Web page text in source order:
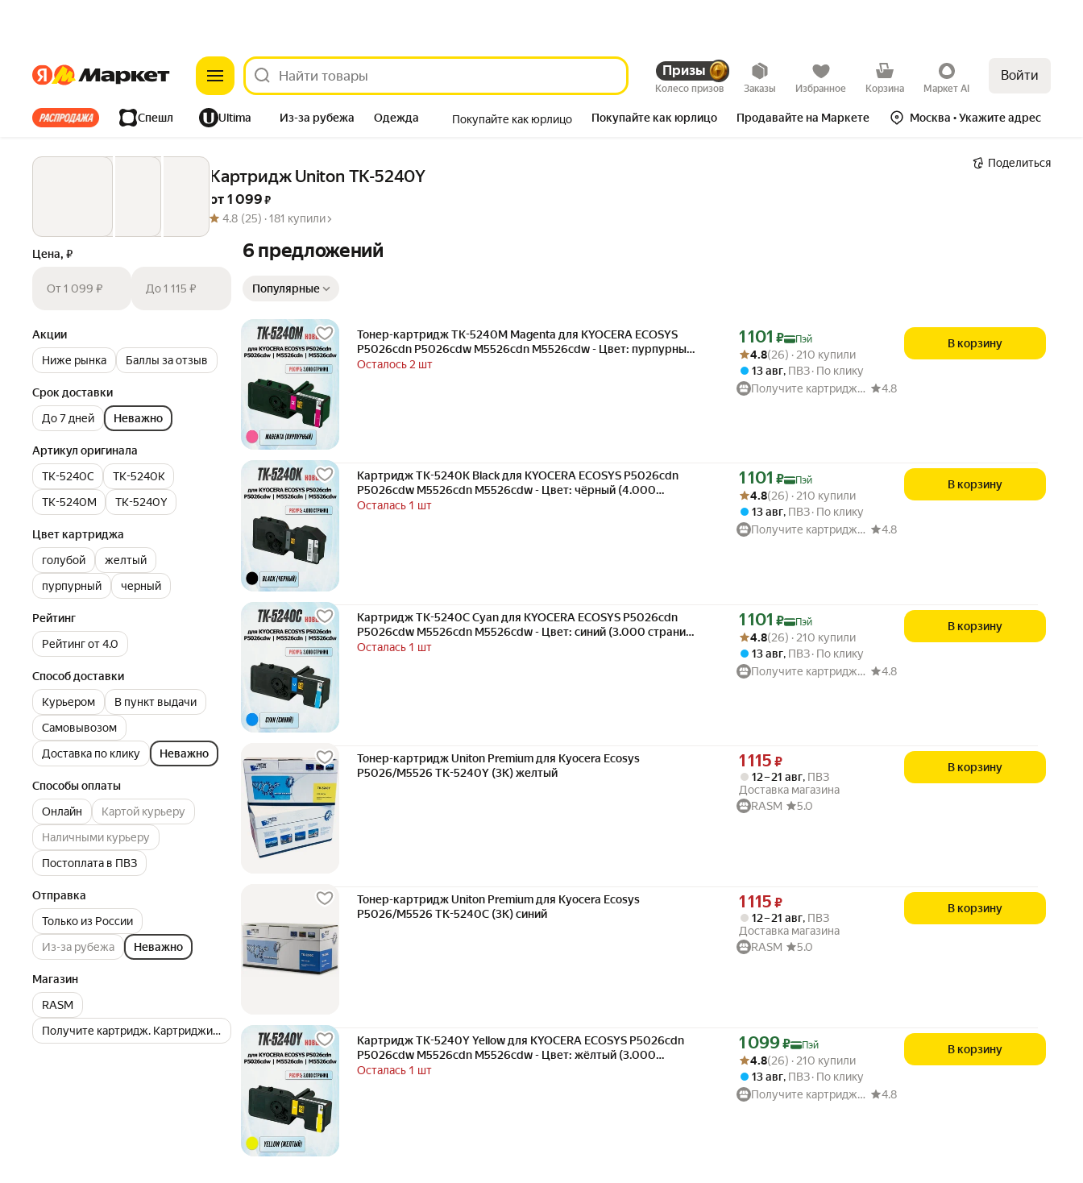
ЯндексЯндекс Призы
Колесо призов Заказы Избранное Корзина Маркет AI
Войти
Все хиты Спешл Ultima Из-за рубежа Одежда
Дом Ремонт Детям Красота
Покупайте как юрлицо Покупайте как юрлицо Продавайте на Маркете Москва • Укажите адрес
Картридж Uniton TK-5240Y
от 1 099 ₽
4.8 (25) ·181 купили
Поделиться
Цена, ₽
От 1 099 ₽ До 1 115 ₽
Акции
Ниже рынка
Баллы за отзыв
Срок доставки
До 7 дней
Неважно
Артикул оригинала
TK-5240C
TK-5240K
TK-5240M
TK-5240Y
Цвет картриджа
голубой
желтый
пурпурный
черный
Рейтинг
Рейтинг от 4.0
Способ доставки
Курьером
В пункт выдачи
Самовывозом
Доставка по клику
Неважно
Способы оплаты
Онлайн
Картой курьеру
Наличными курьеру
Постоплата в ПВЗ
Отправка
Только из России
Из-за рубежа
Неважно
Магазин
RASM
Получите картридж. Картриджи для принтеров и МФУ
6 предложений
Популярные
Тонер-картридж TK-5240M Magenta для KYOCERA ECOSYS
P5026cdn P5026cdw M5526cdn M5526cdw - Цвет: пурпурный /
красный (3.000 страниц) экономичный - Uniton
Осталось 2 шт
Цена с картой Яндекс Пэй 1101 ₽ вместо
1 101 ₽
Пэй
Рейтинг товара: 4.8 из 5
Оценок: (26) · 210 купили
4.8(26) · 210 купили
13 авг, ПВЗ По клику
Получите картридж. Картриджи для принтеров и МФУ
4.8
В корзину
Картридж TK-5240K Black для KYOCERA ECOSYS P5026cdn
P5026cdw M5526cdn M5526cdw - Цвет: чёрный (4.000
страниц) экономичный - Uniton
Осталась 1 шт
Цена с картой Яндекс Пэй 1101 ₽ вместо
1 101 ₽
Пэй
Рейтинг товара: 4.8 из 5
Оценок: (26) · 210 купили
4.8(26) · 210 купили
13 авг, ПВЗ По клику
Получите картридж. Картриджи для принтеров и МФУ
4.8
В корзину
Картридж TK-5240C Cyan для KYOCERA ECOSYS P5026cdn
P5026cdw M5526cdn M5526cdw - Цвет: синий (3.000 страниц)
экономичный - Uniton
Осталась 1 шт
Цена с картой Яндекс Пэй 1101 ₽ вместо
1 101 ₽
Пэй
Рейтинг товара: 4.8 из 5
Оценок: (26) · 210 купили
4.8(26) · 210 купили
13 авг, ПВЗ По клику
Получите картридж. Картриджи для принтеров и МФУ
4.8
В корзину
Тонер-картридж Uniton Premium для Kyocera Ecosys
P5026/M5526 TK-5240Y (3K) желтый
Цена 1115 ₽ вместо
1 115 ₽
12 – 21 авг, ПВЗ
Доставка магазина
RASM
5.0
В корзину
Тонер-картридж Uniton Premium для Kyocera Ecosys
P5026/M5526 TK-5240C (3K) синий
Цена 1115 ₽ вместо
1 115 ₽
12 – 21 авг, ПВЗ
Доставка магазина
RASM
5.0
В корзину
Картридж TK-5240Y Yellow для KYOCERA ECOSYS P5026cdn
P5026cdw M5526cdn M5526cdw - Цвет: жёлтый (3.000
страниц) экономичный - Uniton
Осталась 1 шт
Цена с картой Яндекс Пэй 1099 ₽ вместо
1 099₽
Пэй
Рейтинг товара: 4.8 из 5
Оценок: (26) · 210 купили
4.8(26) · 210 купили
13 авг, ПВЗ По клику
Получите картридж. Картриджи для принтеров и МФУ
4.8
В корзину